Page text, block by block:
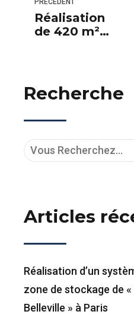
Réalisation
de 420 m²
Recherche
Articles
Réalisation d’un
zone de stockage de
Belleville » à Paris